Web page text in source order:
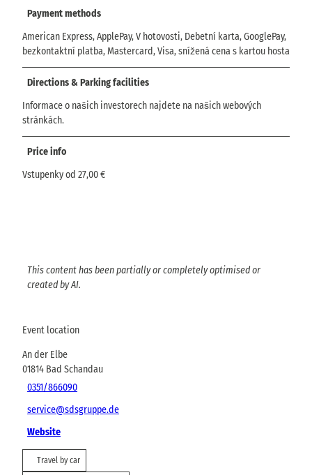
Payment methods
American Express, ApplePay, V hotovosti, Debetní karta, GooglePay,
bezkontaktní platba, Mastercard, Visa, snížená cena s kartou hosta
Directions & Parking facilities
Informace o našich investorech najdete na našich webových
stránkách.
Price info
Vstupenky od 27,00 €
This content has been partially or completely optimised or
created by AI.
Event location
An der Elbe
01814 Bad Schandau
0351/866090
service@sdsgruppe.de
Website
Travel by car